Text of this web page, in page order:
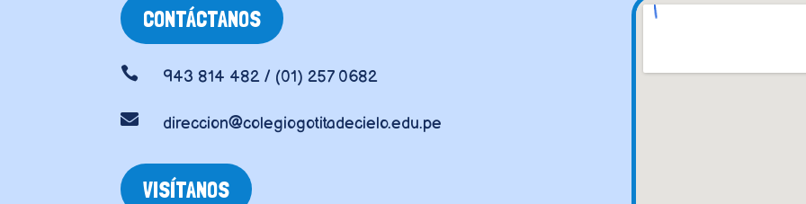
CONTÁCTANOS
 943 814 482 / (01) 257 0682
 direccion@colegiogotitadecielo.edu.pe
VISÍTANOS